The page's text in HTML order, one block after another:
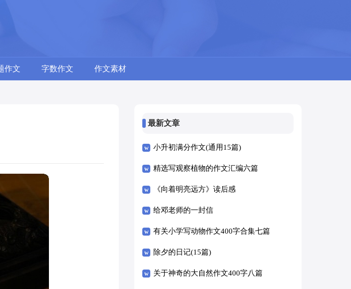
作文 字数作文 作文素材
最新文章
小升初满分作文(通用15篇)
精选写观察植物的作文汇编六篇
《向着明亮远方》读后感
给邓老师的一封信
有关小学写动物作文400字合集七篇
除夕的日记(15篇)
关于神奇的大自然作文400字八篇